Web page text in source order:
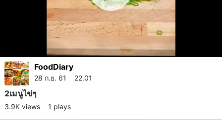
FoodDiary
28 ก.ย. 61 22.01
2เมนูไข่ๆ
3.9K views 1 plays